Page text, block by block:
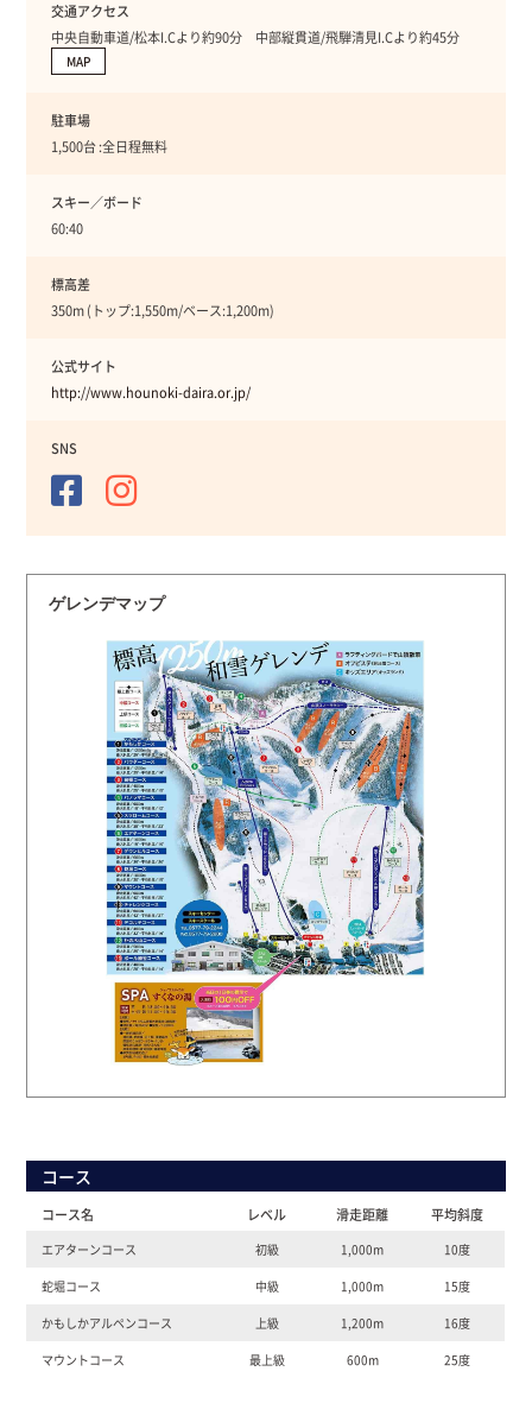
交通アクセス
中央自動車道/松本I.Cより約90分 中部縦貫道/飛騨清見I.Cより約45分
MAP
駐車場
1,500台 :全日程無料
スキー／ボード
60:40
標高差
350m (トップ:1,550m/ベース:1,200m)
公式サイト
http://www.hounoki-daira.or.jp/
SNS
ゲレンデマップ
コース
コース名 レベル 滑走距離 平均斜度
エアターンコース 初級 1,000m 10度
蛇堀コース 中級 1,000m 15度
かもしかアルペンコース 上級 1,200m 16度
マウントコース 最上級 600m 25度